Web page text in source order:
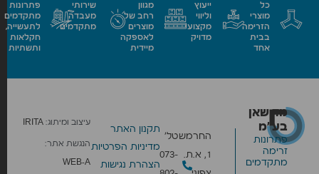
כל
מוצרי
הזרימה
בבית
אחד
ייעוץ
וליווי
מקצועי
מדויק
מגוון
רחב של
מוצרים
לאספקה
מיידית
שירותי
מעבדה
מתקדמים
פתרונות
מתקדמים
לתעשייה,
חקלאות
ותשתיות
מד שאן
בע״מ
פתרונות
זרימה
מתקדמים
החרמש
1, א.ת.
טל׳
073-
תקנון האתר
מדיניות הפרטיות
הצהרת נגישות
עיצוב ומיתוג: IRITA
הנגשת אתר:
WEB-A